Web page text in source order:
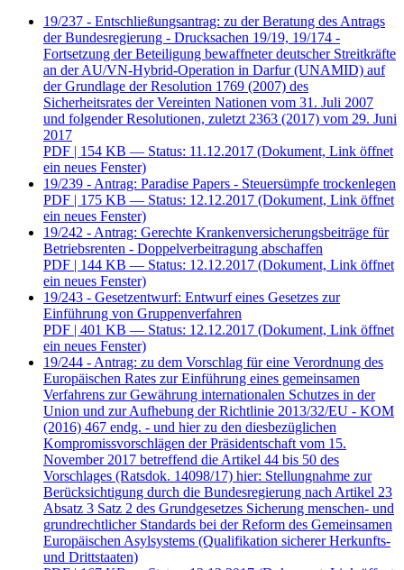
19/237 - Entschließungsantrag: zu der Beratung des Antrags
der Bundesregierung - Drucksachen 19/19, 19/174 -
Fortsetzung der Beteiligung bewaffneter deutscher Streitkräfte
an der AU/VN-Hybrid-Operation in Darfur (UNAMID) auf
der Grundlage der Resolution 1769 (2007) des
Sicherheitsrates der Vereinten Nationen vom 31. Juli 2007
und folgender Resolutionen, zuletzt 2363 (2017) vom 29. Juni
2017
PDF | 154 KB — Status: 11.12.2017 (Dokument, Link öffnet
ein neues Fenster)
19/239 - Antrag: Paradise Papers - Steuersümpfe trockenlegen
PDF | 175 KB — Status: 12.12.2017 (Dokument, Link öffnet
ein neues Fenster)
19/242 - Antrag: Gerechte Krankenversicherungsbeiträge für
Betriebsrenten - Doppelverbeitragung abschaffen
PDF | 144 KB — Status: 12.12.2017 (Dokument, Link öffnet
ein neues Fenster)
19/243 - Gesetzentwurf: Entwurf eines Gesetzes zur
Einführung von Gruppenverfahren
PDF | 401 KB — Status: 12.12.2017 (Dokument, Link öffnet
ein neues Fenster)
19/244 - Antrag: zu dem Vorschlag für eine Verordnung des
Europäischen Rates zur Einführung eines gemeinsamen
Verfahrens zur Gewährung internationalen Schutzes in der
Union und zur Aufhebung der Richtlinie 2013/32/EU - KOM
(2016) 467 endg. - und hier zu den diesbezüglichen
Kompromissvorschlägen der Präsidentschaft vom 15.
November 2017 betreffend die Artikel 44 bis 50 des
Vorschlages (Ratsdok. 14098/17) hier: Stellungnahme zur
Berücksichtigung durch die Bundesregierung nach Artikel 23
Absatz 3 Satz 2 des Grundgesetzes Sicherung menschen- und
grundrechtlicher Standards bei der Reform des Gemeinsamen
Europäischen Asylsystems (Qualifikation sicherer Herkunfts-
und Drittstaaten)